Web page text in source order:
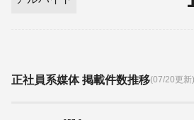
正社員系媒体 掲載件数推移(07/20更新)